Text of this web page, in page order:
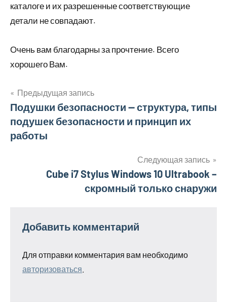
каталоге и их разрешенные соответствующие
детали не совпадают.
Очень вам благодарны за прочтение. Всего
хорошего Вам.
Навигация
по
Предыдущая запись
Подушки безопасности — структура, типы
подушек безопасности и принцип их
работы
Следующая запись
Cube i7 Stylus Windows 10 Ultrabook –
скромный только снаружи
Добавить комментарий
Для отправки комментария вам необходимо
авторизоваться